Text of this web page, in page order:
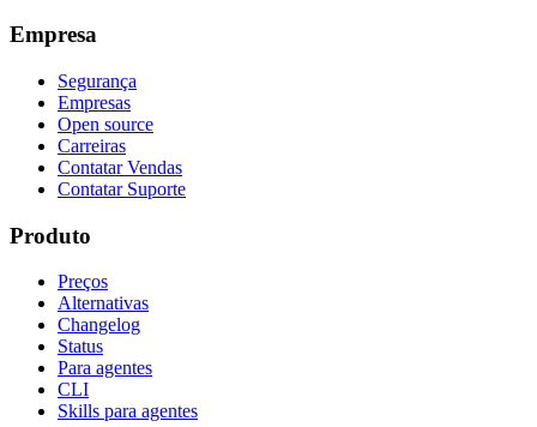
Empresa
Segurança
Empresas
Open source
Carreiras
Contatar Vendas
Contatar Suporte
Produto
Preços
Alternativas
Changelog
Status
Para agentes
CLI
Skills para agentes